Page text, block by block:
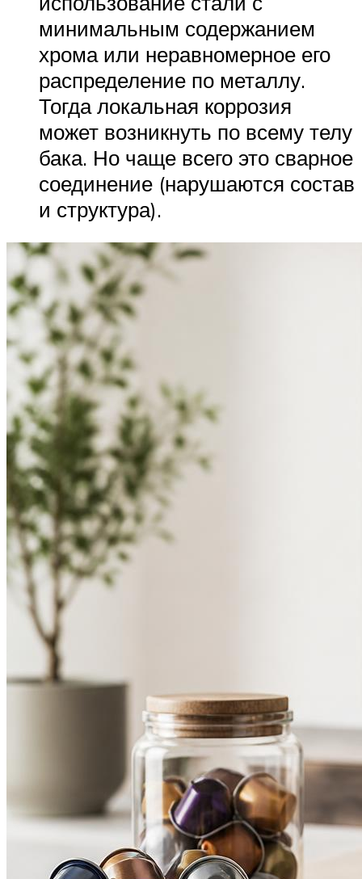
минимальным содержанием
хрома или неравномерное его
распределение по металлу.
Тогда локальная коррозия
может возникнуть по всему телу
бака. Но чаще всего это сварное
соединение (нарушаются состав
и структура).